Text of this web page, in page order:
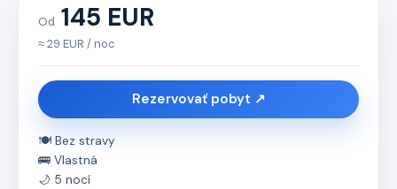
Od 145 EUR
≈ 29 EUR / noc
Rezervovať pobyt ↗
🍽️ Bez stravy
🚌 Vlastná
🌙 5 nocí